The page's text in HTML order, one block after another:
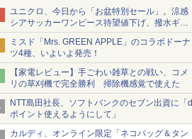
ユニクロ、今日から「お盆特別セール」。涼感
シアサッカーワンピース待望値下げ、撥水ギア
ショーツは1990円に
ミスド「Mrs. GREEN APPLE」のコラボドーナ
ツ4種、いよいよ発売！
【家電レビュー】手ごわい雑草との戦い、コメ
リの草刈機で完全勝利 掃除機感覚で使えた
NTT島田社長、ソフトバンクのセブン出資に「d
ポイント使えるようにして」
カルディ、オンライン限定「ネコバッグ＆タン